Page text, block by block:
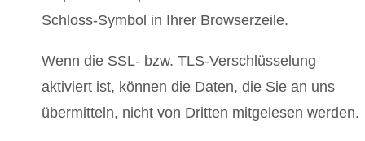
Schloss-Symbol in Ihrer Browserzeile.
Wenn die SSL- bzw. TLS-Verschlüsselung
aktiviert ist, können die Daten, die Sie an uns
übermitteln, nicht von Dritten mitgelesen werden.